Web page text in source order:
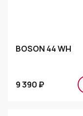
BOSON 44 WH
9 390 ₽